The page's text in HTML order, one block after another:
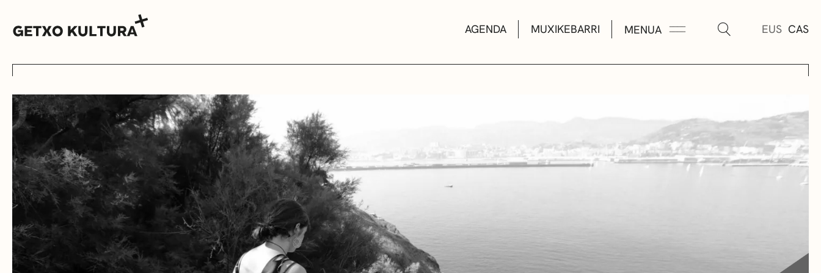
AGENDA MUXIKEBARRI MENUA EUS CAS
AGENDA
MUXIKEBARRI
KONTAKTUA
KULTUR ETXEAK
LIBURUTEGIAK
MUSIKA ESKOLA